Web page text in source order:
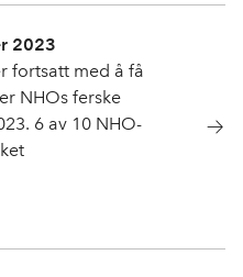
2023
fortsatt med å få
NHOs ferske
6 av 10 NHO-